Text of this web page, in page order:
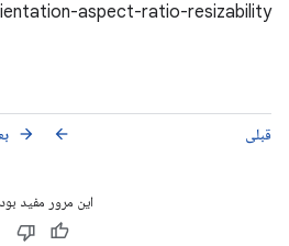
aspect-ratio-resizability" %}
قبلی arrow_back
arrow_forward
این مرور مفید